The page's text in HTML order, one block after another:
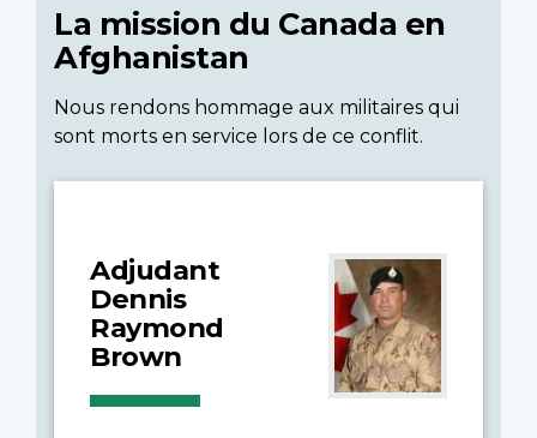
La mission du Canada en
Afghanistan
Nous rendons hommage aux militaires qui
sont morts en service lors de ce conflit.
Adjudant
Dennis
Raymond
Brown